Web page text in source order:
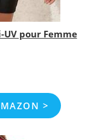
pour Femme
>